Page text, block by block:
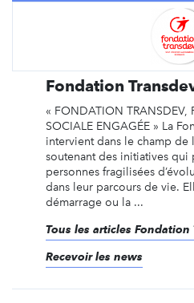
Fondation
« FONDATION TRANSDEV,
SOCIALE ENGAGÉE » La
intervient dans le champ
soutenant des initiatives qui
personnes fragilisées
dans leur parcours de vie.
démarrage ou la ...
Tous les articles Fondation
Recevoir les news